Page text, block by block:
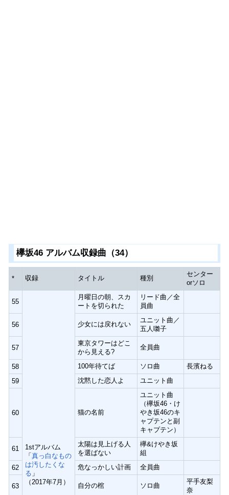
欅坂46 アルバム収録曲（34）
* 収録 タイトル 種別
センター
orソロ
55
1stアルバム
「 真っ白なもの
は汚したくな
る 」
（2017年7月）
月曜日の朝、スカ
ートを切られた
リード曲／全
員曲
56 少女には戻れない
ユニット曲／
五人囃子
57
東京タワーはどこ
から見える?
全員曲
58 100年待てば ソロ曲
長濱ねる
59
沈黙した恋人よ ユニット曲
60 猫の名前
ユニット曲
（欅坂46・け
やき坂46のキ
ャプテンと副
キャプテン）
61
太陽は見上げる人
を選ばない
欅&けやき坂
組
62
危なっかしい計画 全員曲
63 自分の棺 ソロ曲
平手友梨
奈